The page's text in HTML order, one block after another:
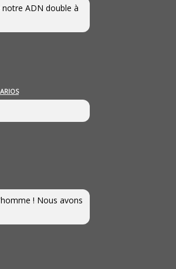
ADN double à
! Nous avons